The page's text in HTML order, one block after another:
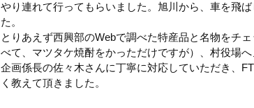
やり連れて行ってもらいました。旭川から、車を飛
た。
とりあえず西興部のWebで調べた特産品と名物をチ
べて、マツタケ焼酎をかっただけですが）、村役場
企画係長の佐々木さんに丁寧に対応していただき、
く教えて頂きました。